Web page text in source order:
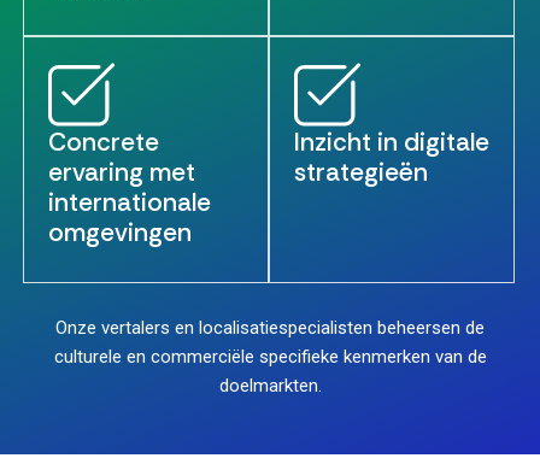
Concrete
ervaring met
internationale
omgevingen
Inzicht in digitale
strategieën
Onze vertalers en localisatiespecialisten beheersen de
culturele en commerciële specifieke kenmerken van de
doelmarkten.